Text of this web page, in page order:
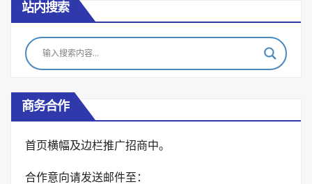
站内搜索
商务合作
首页横幅及边栏推广招商中。
合作意向请发送邮件至：